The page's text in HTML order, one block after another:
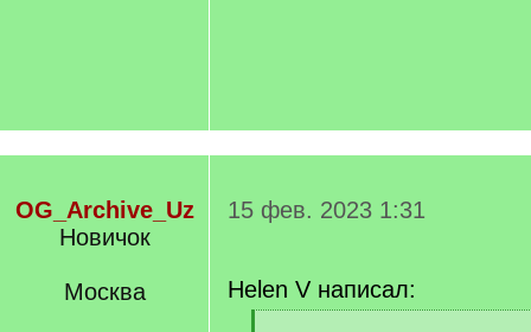
OG_Archive_Uz
Новичок
Москва
15 фев. 2023 1:31
Helen V написал: